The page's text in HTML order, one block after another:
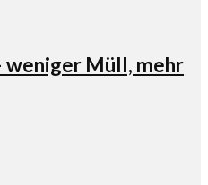
weniger Müll, mehr